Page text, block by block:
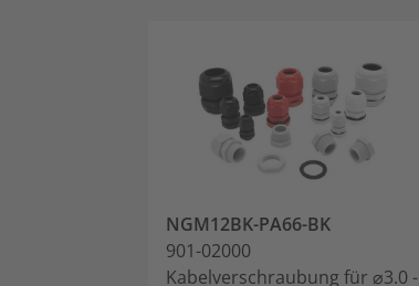
NGM12BK-PA66-BK
901-02000
Kabelverschraubung für ⌀3.0 -